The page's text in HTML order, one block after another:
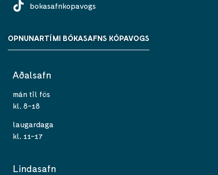
bokasafnkopavogs
OPNUNARTÍMI BÓKASAFNS KÓPAVOGS
Aðalsafn
mán til fös
kl. 8-18
laugardaga
kl. 11-17
Lindasafn